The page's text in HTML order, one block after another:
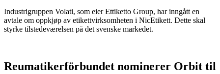
Industrigruppen Volati, som eier Ettiketto Group, har inngått en
avtale om oppkjøp av etikettvirksomheten i NicEtikett. Dette skal
styrke tilstedeværelsen på det svenske markedet.
Reumatikerförbundet nominerer Orbit til